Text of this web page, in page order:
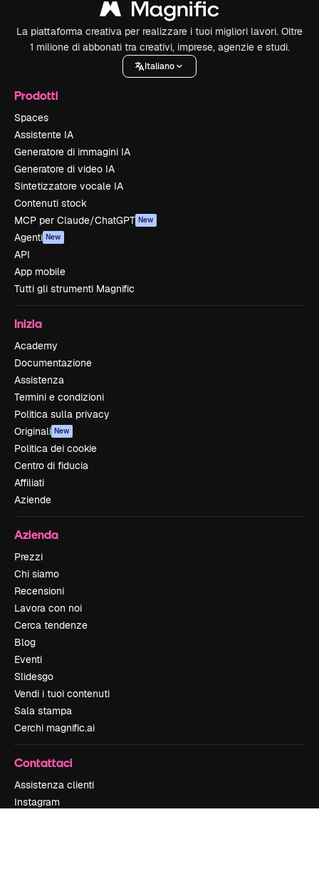
La piattaforma creativa per realizzare i tuoi migliori lavori. Oltre
1 milione di abbonati tra creativi, imprese, agenzie e studi.
Italiano
Prodotti
Spaces
Assistente IA
Generatore di immagini IA
Generatore di video IA
Sintetizzatore vocale IA
Contenuti stock
MCP per Claude/ChatGPT New
Agenti New
API
App mobile
Tutti gli strumenti Magnific
Inizia
Academy
Documentazione
Assistenza
Termini e condizioni
Politica sulla privacy
Originali New
Politica dei cookie
Centro di fiducia
Affiliati
Aziende
Azienda
Prezzi
Chi siamo
Recensioni
Lavora con noi
Cerca tendenze
Blog
Eventi
Slidesgo
Vendi i tuoi contenuti
Sala stampa
Cerchi magnific.ai
Contattaci
Assistenza clienti
Instagram